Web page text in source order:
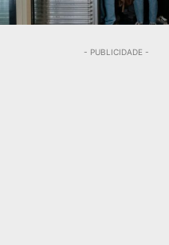
- PUBLICIDADE -